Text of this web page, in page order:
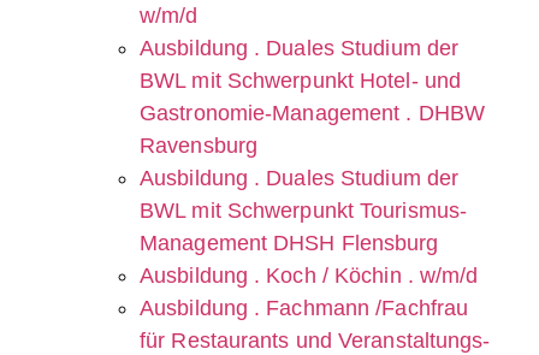
w/m/d
Ausbildung . Duales Studium der
BWL mit Schwerpunkt Hotel- und
Gastronomie-Management . DHBW
Ravensburg
Ausbildung . Duales Studium der
BWL mit Schwerpunkt Tourismus-
Management DHSH Flensburg
Ausbildung . Koch / Köchin . w/m/d
Ausbildung . Fachmann /Fachfrau
für Restaurants und Veranstaltungs-